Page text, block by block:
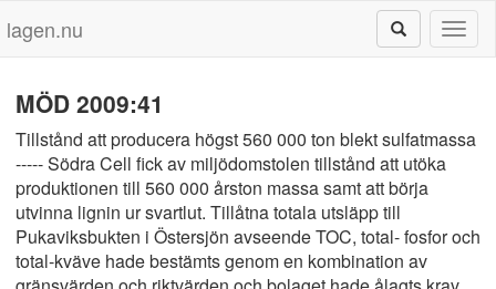
lagen.nu
MÖD 2009:41
Tillstånd att producera högst 560 000 ton blekt sulfatmassa
----- Södra Cell fick av miljödomstolen tillstånd att utöka
produktionen till 560 000 årston massa samt att börja
utvinna lignin ur svartlut. Tillåtna totala utsläpp till
Pukaviksbukten i Östersjön avseende TOC, total- fosfor och
total-kväve hade bestämts genom en kombination av